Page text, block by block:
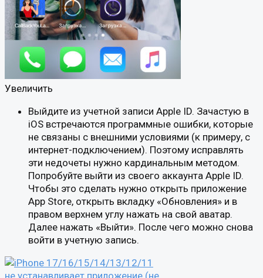
Увеличить
Выйдите из учетной записи Apple ID. Зачастую в
iOS встречаются программные ошибки, которые
не связаны с внешними условиями (к примеру, с
интернет-подключением). Поэтому исправлять
эти недочеты нужно кардинальным методом.
Попробуйте выйти из своего аккаунта Apple ID.
Чтобы это сделать нужно открыть приложение
App Store, открыть вкладку «Обновления» и в
правом верхнем углу нажать на свой аватар.
Далее нажать «Выйти». После чего можно снова
войти в учетную запись.